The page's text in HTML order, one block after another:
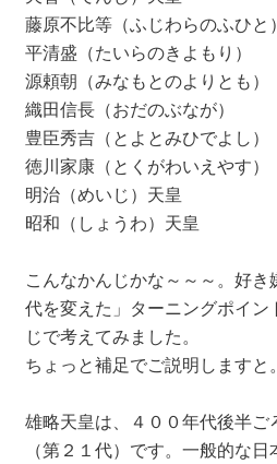
藤原不比等（ふじわらのふひと）
平清盛（たいらのきよもり）
源頼朝（みなもとのよりとも）
織田信長（おだのぶなが）
豊臣秀吉（とよとみひでよし）
徳川家康（とくがわいえやす）
明治（めいじ）天皇
昭和（しょうわ）天皇
こんなかんじかな～～～。好
代を変えた」ターニングポイ
じで考えてみました。
ちょっと補足でご説明しますと。
雄略天皇は、４００年代後半ご
（第２１代）です。一般的な